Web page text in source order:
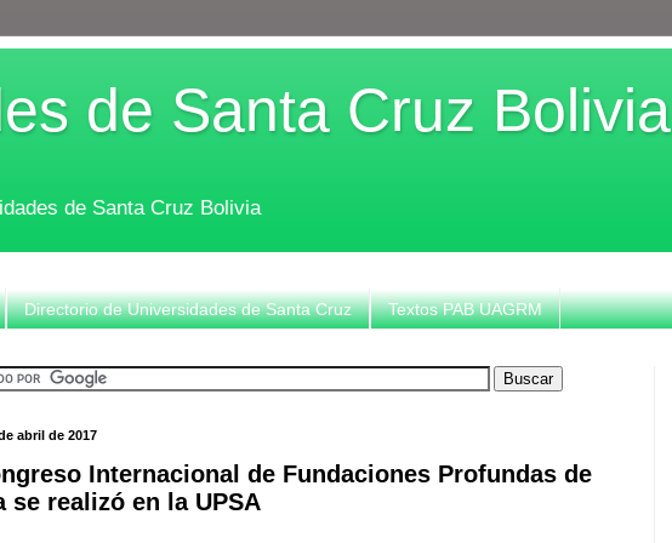
de Santa Cruz Bolivia
de Santa Cruz Bolivia
Directorio de Universidades de Santa Cruz Textos PAB UAGRM
abril de 2017
Internacional de Fundaciones Profundas de
se realizó en la UPSA